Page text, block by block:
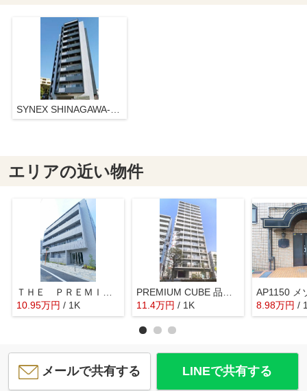
SYNEX SHINAGAWA-EBARA
エリアの近い物件
10.95万円 / 1K
11.4万円 / 1K 8.98万円 /
メールで共有する LINEで共有する